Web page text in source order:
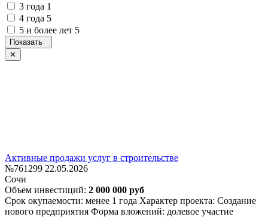
3 года 1
4 года 5
5 и более лет 5
Активные продажи услуг в строительстве
№761299 22.05.2026
Сочи
Объем инвестиций: 2 000 000 руб
Срок окупаемости: менее 1 года Характер проекта: Создание
нового предприятия Форма вложений: долевое участие